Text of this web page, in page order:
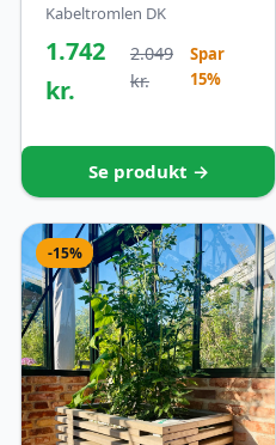
Kabeltromlen DK
1.742
kr.
2.049
kr.
Spar
15%
Se produkt →
-15%